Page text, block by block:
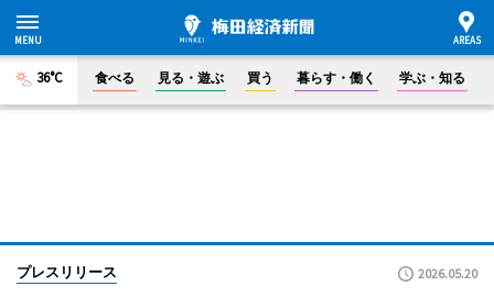
36°C 食べる 見る・遊ぶ 買う 暮らす・働く 学ぶ・知る
プレスリリース 2026.05.20